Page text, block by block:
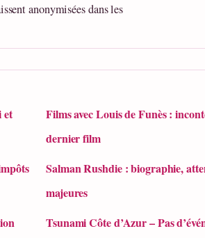
anonymisées dans les
et
Films avec Louis de Funès :
dernier film
Salman Rushdie : biographie,
majeures
Tsunami Côte d’Azur – Pas